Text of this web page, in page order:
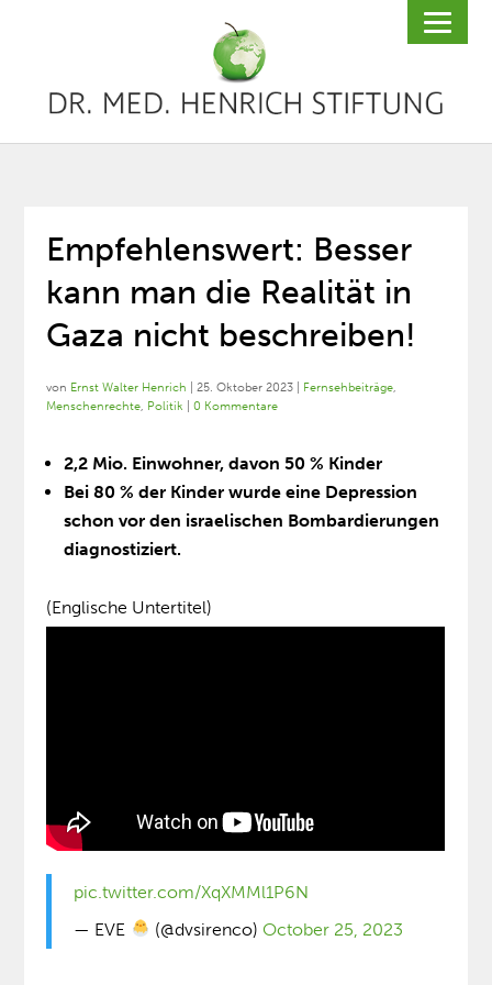
Empfehlenswert: Besser
kann man die Realität in
Gaza nicht beschreiben!
von Ernst Walter Henrich |25. Oktober 2023 Fernsehbeiträge,
Menschenrechte, Politik |0 Kommentare
2,2 Mio. Einwohner, davon 50 % Kinder
Bei 80 % der Kinder wurde eine Depression
schon vor den israelischen Bombardierungen
diagnostiziert.
(Englische Untertitel)
pic.twitter.com/XqXMMl1P6N
— EVE
(@dvsirenco) October 25, 2023